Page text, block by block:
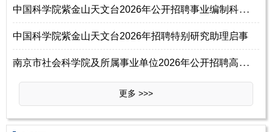
中
国科学院紫金山天文台2026年公开招聘事业编制科技研究人员启事（第二期）
中国科学院紫金山天文台2026年招聘特别研究助理启事
南
京市社会科学院及所属事业单位2026年公开招聘高层次人才公告
更多 >>>